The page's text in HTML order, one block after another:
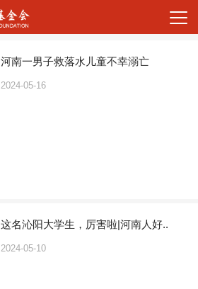
河南一男子救落水儿童不幸溺亡
2024-05-16
这名沁阳大学生，厉害啦|河南人好..
2024-05-10